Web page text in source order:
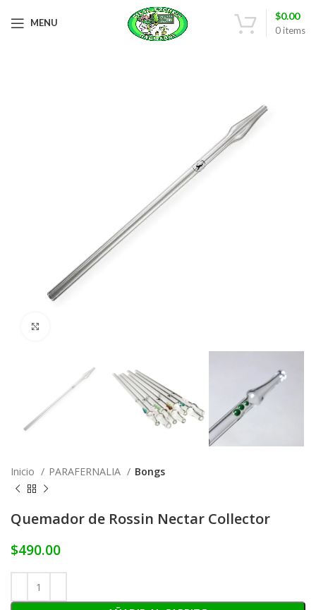
MENU
0items
$0.00
Inicio PARAFERNALIA Bongs
Quemador de Rossin Nectar Collector
$490.00